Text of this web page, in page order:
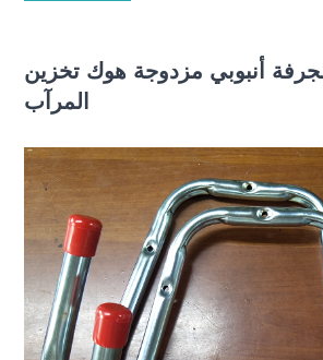
أنبوبي مزدوجة هوك تخزين
المرآب